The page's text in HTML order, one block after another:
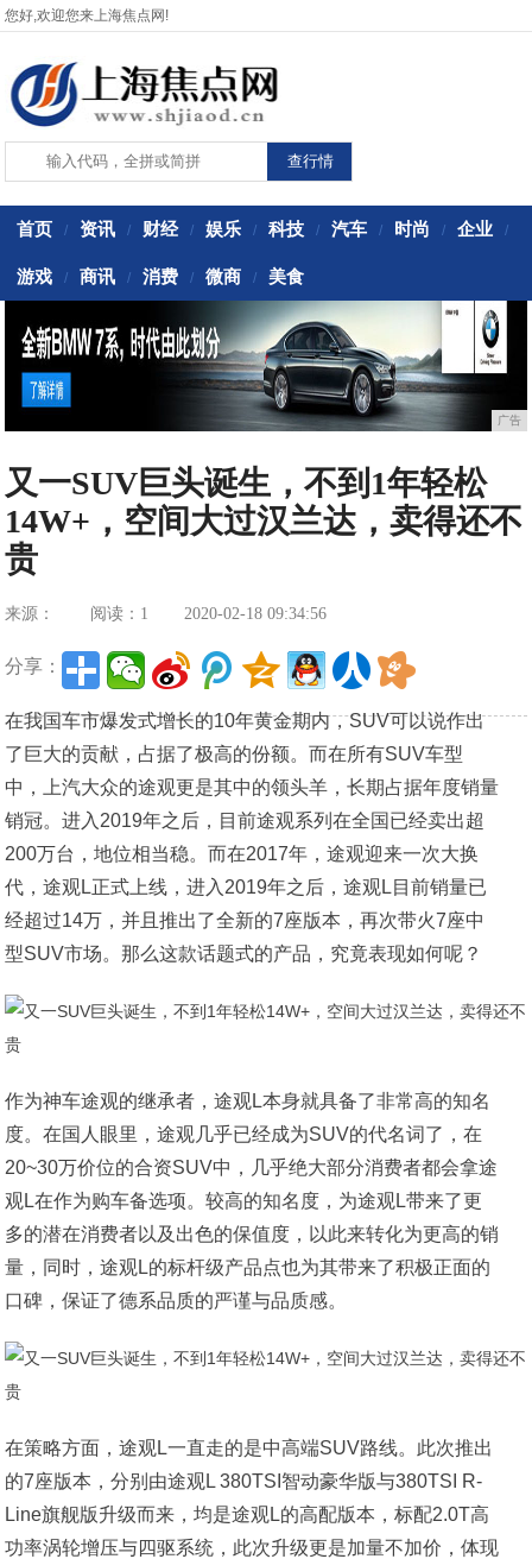
您好,欢迎您来上海焦点网!
首页 / 资讯 / 财经 / 娱乐 / 科技 / 汽车 / 时尚 / 企业 /
游戏 / 商讯 / 消费 / 微商 / 美食
广告
又一SUV巨头诞生，不到1年轻松
14W+，空间大过汉兰达，卖得还不
贵
来源： 阅读：1 2020-02-18 09:34:56
分享：
在我国车市爆发式增长的10年黄金期内，SUV可以说作出
了巨大的贡献，占据了极高的份额。而在所有SUV车型
中，上汽大众的途观更是其中的领头羊，长期占据年度销量
销冠。进入2019年之后，目前途观系列在全国已经卖出超
200万台，地位相当稳。而在2017年，途观迎来一次大换
代，途观L正式上线，进入2019年之后，途观L目前销量已
经超过14万，并且推出了全新的7座版本，再次带火7座中
型SUV市场。那么这款话题式的产品，究竟表现如何呢？
作为神车途观的继承者，途观L本身就具备了非常高的知名
度。在国人眼里，途观几乎已经成为SUV的代名词了，在
20~30万价位的合资SUV中，几乎绝大部分消费者都会拿途
观L在作为购车备选项。较高的知名度，为途观L带来了更
多的潜在消费者以及出色的保值度，以此来转化为更高的销
量，同时，途观L的标杆级产品点也为其带来了积极正面的
口碑，保证了德系品质的严谨与品质感。
在策略方面，途观L一直走的是中高端SUV路线。此次推出
的7座版本，分别由途观L 380TSI智动豪华版与380TSI R-
Line旗舰版升级而来，均是途观L的高配版本，标配2.0T高
功率涡轮增压与四驱系统，此次升级更是加量不加价，体现